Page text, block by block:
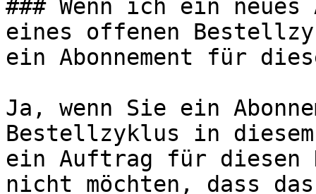
### Wenn ich ein
eines offenen
ein Abonnement für
Ja, wenn Sie ein
Bestellzyklus in
ein Auftrag für diesen
nicht möchten, dass